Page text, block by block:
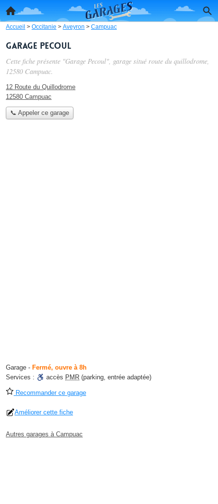
Accueil > Occitanie > Aveyron > Campuac
Garage Pecoul
Cette fiche présente "Garage Pecoul", garage situé route du quillodrome,
12580 Campuac.
12 Route du Quillodrome
12580 Campuac
📞 Appeler ce garage
Garage - Fermé, ouvre à 8h
Services :
accès PMR (parking, entrée adaptée)
Recommander ce garage
Améliorer cette fiche
Autres garages à Campuac